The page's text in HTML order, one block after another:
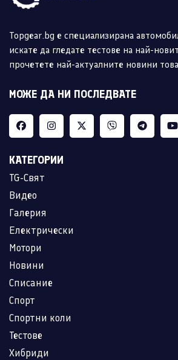
Topgear.bg е специализирана
искате да гледате тестове на най-
прочетете най-актуалните новини
МОЖЕ ДА НИ ПОСЛЕДВАТЕ
КАТЕГОРИИ
TG-Свят
Видео
Галерия
Електрически
Мотори
Новини
Списание
Спорт
Спортни коли
Тестове
Хибриди